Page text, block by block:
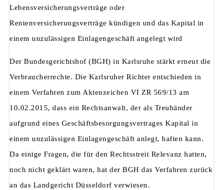
Lebensversicherungsverträge oder
Rentenversicherungsverträge kündigen und das Kapital in
einem unzulässigen Einlagengeschäft angelegt wird
Der Bundesgerichtshof (BGH) in Karlsruhe stärkt erneut die
Verbraucherrechte. Die Karlsruher Richter entschieden in
einem Verfahren zum Aktenzeichen VI ZR 569/13 am
10.02.2015, dass ein Rechtsanwalt, der als Treuhänder
aufgrund eines Geschäftsbesorgungsvertrages Kapital in
einem unzulässigen Einlagengeschäft anlegt, haften kann.
Da einige Fragen, die für den Rechtsstreit Relevanz hatten,
noch nicht geklärt waren, hat der BGH das Verfahren zurück
an das Landgericht Düsseldorf verwiesen.